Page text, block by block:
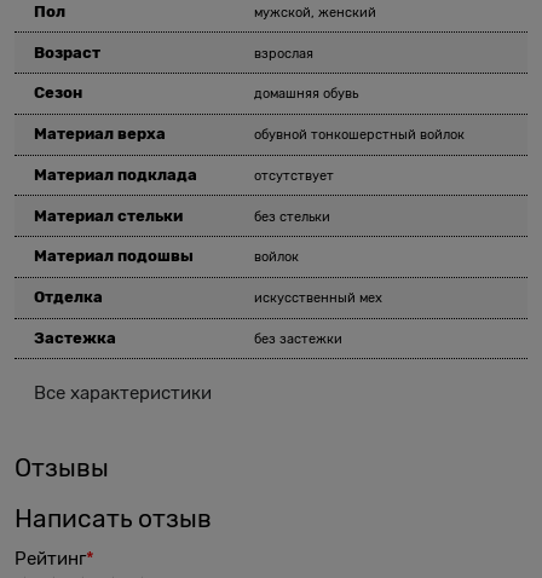
Пол мужской, женский
Возраст взрослая
Сезон домашняя обувь
Материал верха обувной тонкошерстный войлок
Материал подклада отсутствует
Материал стельки без стельки
Материал подошвы войлок
Отделка искусственный мех
Застежка без застежки
Все характеристики
Отзывы
Написать отзыв
Рейтинг